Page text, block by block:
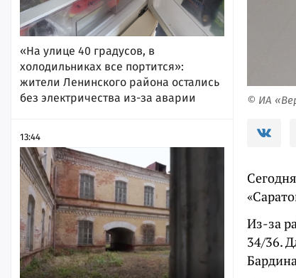
«На улице 40 градусов, в
холодильниках все портится»:
жители Ленинского района остались
без электричества из-за аварии
13:44
© ИА
Из-за
34/36.